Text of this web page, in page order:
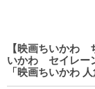
【映画ちいかわ
いかわ セイレー
「映画ちいかわ